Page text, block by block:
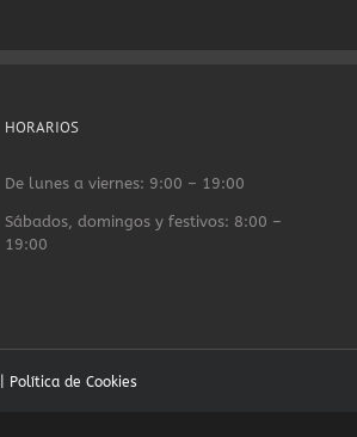
HORARIOS
De lunes a viernes: 9:00 – 19:00
Sábados, domingos y festivos: 8:00 –
19:00
Política de Cookies